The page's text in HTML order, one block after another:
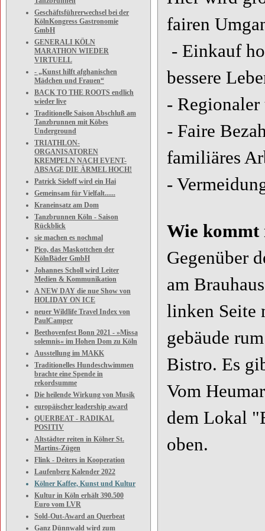
Geschäftsführerwechsel bei der
KölnKongress Gastronomie
GmbH
GENERALI KÖLN
MARATHON WIEDER
VIRTUELL
- „Kunst hilft afghanischen
Mädchen und Frauen“
BACK TO THE ROOTS endlich
wieder live
Traditionelle Saison Abschluß am
Tanzbrunnen mit Köbes
Underground
TRIATHLON-
ORGANISATOREN
KREMPELN NACH EVENT-
ABSAGE DIE ÄRMEL HOCH!
Patrick Sieloff wird ein Hai
Gemeinsam für Vielfalt......
Kraneinsatz am Dom
Tanzbrunnen Köln - Saison
Rückblick
sie machen es nochmal
Pico, das Maskottchen der
KölnBäder GmbH
Johannes Scholl wird Leiter
Medien & Kommunikation
A NEW DAY die nue Show von
HOLIDAY ON ICE
neuer Wildlife Travel Index von
PaulCamper
Beethovenfest Bonn 2021 - »Missa
solemnis« im Hohen Dom zu Köln
Ausstellung im MAKK
Traditionelles Hundeschwimmen
brachte eine Spende in
rekordsumme
Die heilende Wirkung von Musik
europäischer leadership award
QUERBEAT - RADIKAL
POSITIV
Altstädter reiten in Kölner St.
Martins-Zügen
Flink - Deiters in Kooperation
Laufenberg Kalender 2022
Kölner Kaffee, Kunst und Kultur
Kultur in Köln erhält 390.500
Euro vom LVR
Sold-Out-Award an Querbeat
Ganz Dünnwald wird zum
fairen
- Einkauf
bessere
-
- Faire
familiäres
-
Wie kommt
Gegenüber
am
linken Seite
gebäude
Bistro. Es
Vom
dem Lokal
oben.